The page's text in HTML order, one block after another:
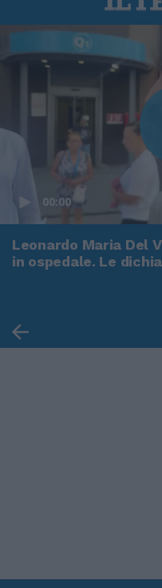
00:00
Leonardo Maria Del
in ospedale. Le